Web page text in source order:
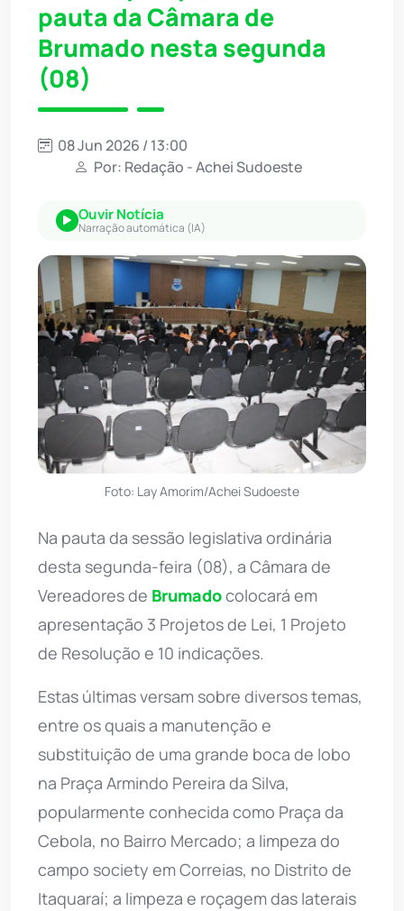
pauta da Câmara de
Brumado nesta segunda
(08)
08 Jun 2026 / 13:00
Por: Redação - Achei Sudoeste
Ouvir Notícia
Narração automática (IA)
Foto: Lay Amorim/Achei Sudoeste
Na pauta da sessão legislativa ordinária
desta segunda-feira (08), a Câmara de
Vereadores de Brumadocolocará em
apresentação 3 Projetos de Lei, 1 Projeto
de Resolução e 10 indicações.
Estas últimas versam sobre diversos temas,
entre os quais a manutenção e
substituição de uma grande boca de lobo
na Praça Armindo Pereira da Silva,
popularmente conhecida como Praça da
Cebola, no Bairro Mercado; a limpeza do
campo society em Correias, no Distrito de
Itaquaraí; a limpeza e roçagem das laterais